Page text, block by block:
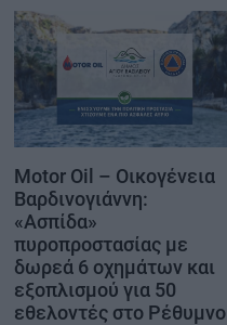
Motor Oil – Οικογένεια
Βαρδινογιάννη:
«Ασπίδα»
πυροπροστασίας με
δωρεά 6 οχημάτων και
εξοπλισμού για 50
εθελοντές στο Ρέθυμνο